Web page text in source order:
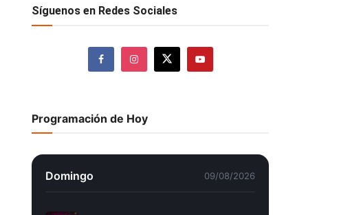
Síguenos en Redes Sociales
Programación de Hoy
Domingo 09/08/2026